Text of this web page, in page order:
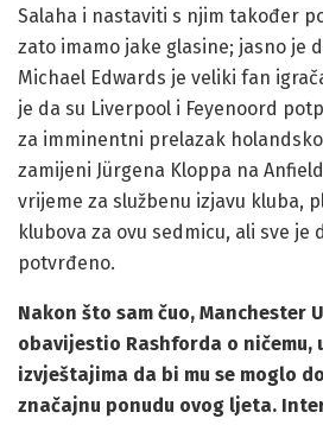
Salaha i nastaviti s njim također
zato imamo jake glasine; jasno je
Michael Edwards je veliki fan
je da su Liverpool i Feyenoord
za imminentni prelazak
zamijeni Jürgena Kloppa na
vrijeme za službenu izjavu kluba,
klubova za ovu sedmicu, ali sve je
potvrđeno.
Nakon što sam čuo, Manchester
obavijestio Rashforda o ničemu,
izvještajima da bi mu se moglo
značajnu ponudu ovog ljeta.